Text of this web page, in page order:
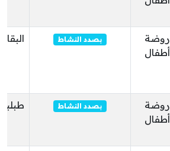
روضة
أطفال
بصدد النشاط
روضة
أطفال
بصدد النشاط طبلبة